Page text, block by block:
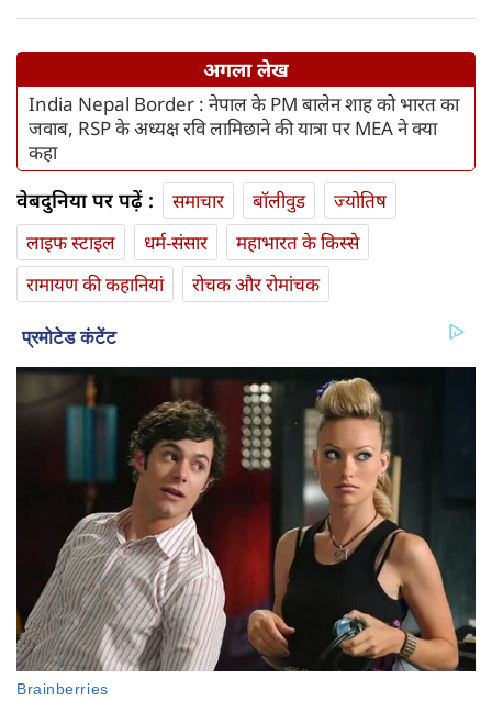
अगला लेख
India Nepal Border : नेपाल के PM बालेन शाह को भारत का
जवाब, RSP के अध्यक्ष रवि लामिछाने की यात्रा पर MEA ने क्या
कहा
वेबदुनिया पर पढ़ें : समाचार बॉलीवुड
ज्योतिष
लाइफ स्‍टाइल
धर्म-संसार
महाभारत के किस्से
रामायण की कहानियां
रोचक और रोमांचक